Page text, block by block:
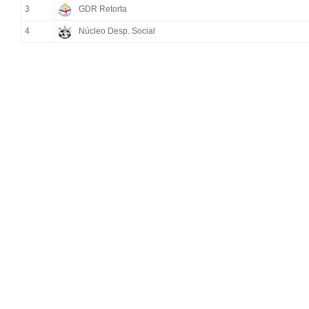
3 GDR Retorta
4 Núcleo Desp. Social